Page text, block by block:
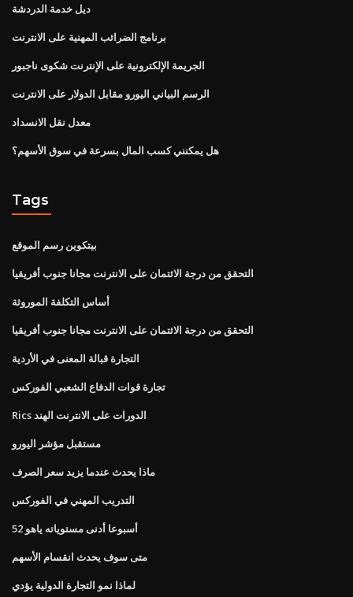
ديل خدمة الدردشة
برنامج الضرائب المهنية على الانترنت
الجريمة الإلكترونية على الإنترنت شكوى ناجبور
الرسم البياني اليورو مقابل الدولار على الانترنت
معدل نقل الانسداد
هل يمكنني كسب المال بسرعة في سوق الأسهم؟
Tags
بيتكوين رسم الموقع
التحقق من درجة الائتمان على الانترنت مجانا جنوب أفريقيا
أساس التكلفة الموروثة
التحقق من درجة الائتمان على الانترنت مجانا جنوب أفريقيا
التجارة قبالة المعنى في الأردية
تجارة قوات الدفاع الشعبي الفوركس
Rics الدورات على الانترنت الهند
مستقبل مؤشر اليورو
ماذا يحدث عندما يزيد سعر الصرف
التدريب المهني في الفوركس
52 أسبوعا أدنى مستوياته ياهو
متى سوف يحدث انقسام الأسهم
لماذا نمو التجارة الدولية يؤدي